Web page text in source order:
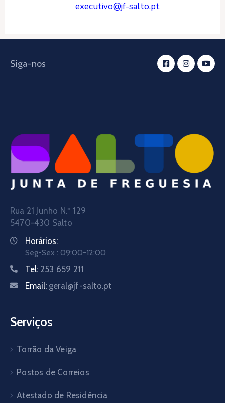
executivo@jf-salto.pt
Siga-nos
Rua 21 Junho N.º 129
5470-430 Salto
Horários:
Seg-Sex : 09:00-12:00
Tel: 253 659 211
Email: geral@jf-salto.pt
Serviços
Torrão da Veiga
Postos de Correios
Atestado de Residência